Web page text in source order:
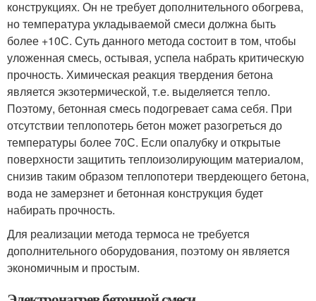
конструкциях. Он не требует дополнительного обогрева,
но температура укладываемой смеси должна быть
более +10С. Суть данного метода состоит в том, чтобы
уложенная смесь, остывая, успела набрать критическую
прочность. Химическая реакция твердения бетона
является экзотермической, т.е. выделяется тепло.
Поэтому, бетонная смесь подогревает сама себя. При
отсутствии теплопотерь бетон может разогреться до
температуры более 70С. Если опалубку и открытые
поверхности защитить теплоизолирующим материалом,
снизив таким образом теплопотери твердеющего бетона,
вода не замерзнет и бетонная конструкция будет
набирать прочность.
Для реализации метода термоса не требуется
дополнительного оборудования, поэтому он является
экономичным и простым.